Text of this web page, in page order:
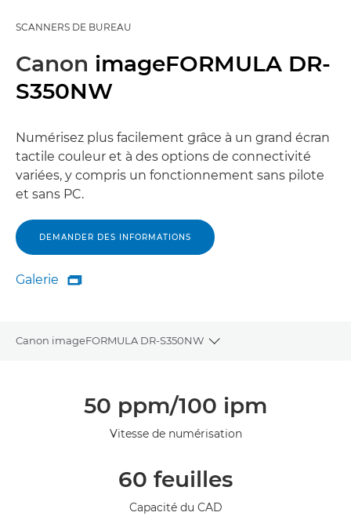
SCANNERS DE BUREAU
Canon imageFORMULA DR-
S350NW
Numérisez plus facilement grâce à un grand écran
tactile couleur et à des options de connectivité
variées, y compris un fonctionnement sans pilote
et sans PC.
DEMANDER DES INFORMATIONS
Galerie
Galerie

Canon imageFORMULA DR-S350NW
Toggle breadcrumbs
50 ppm/100 ipm
Vitesse de numérisation
60 feuilles
Capacité du CAD